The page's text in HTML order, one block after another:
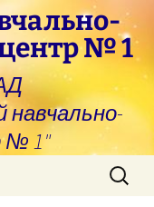
№ 1
навчально-
№ 1"
Пошук: